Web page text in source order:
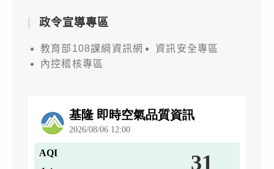
政令宣導專區
教育部108課綱資訊網
資訊安全專區
內控稽核專區